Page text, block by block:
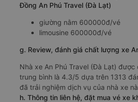
Đồng An Phú Travel (Đà Lạt)
giường nằm 600000đ/vé
limousine 600000đ/vé
g. Review, đánh giá chất lượng xe
Nhà xe An Phú Travel (Đà Lạt) được
trung bình là 4.3/5 dựa trên 1313
đã trải nghiệm dịch vụ của nhà xe
h. Thông tin liên hệ, đặt mua vé xe